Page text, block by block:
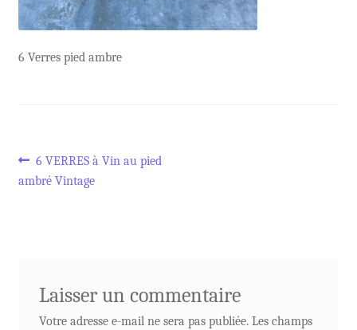
6 Verres pied ambre
Navigation
Article
précédent :
6 VERRES à Vin au pied
ambré Vintage
Laisser un commentaire
Votre adresse e-mail ne sera pas publiée. Les champs